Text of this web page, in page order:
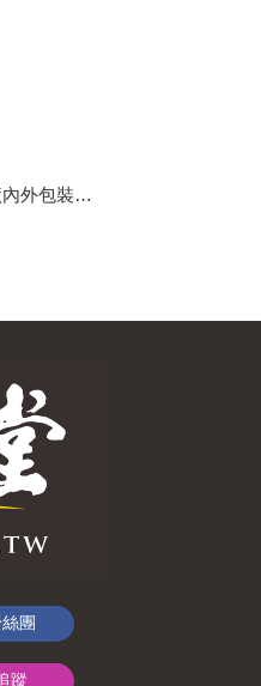
內外包裝…
團
蹤